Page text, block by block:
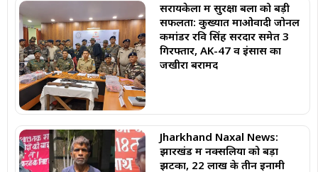
सरायकेला में सुरक्षा बलों को बड़ी
सफलता: कुख्यात माओवादी जोनल
कमांडर रवि सिंह सरदार समेत 3
गिरफ्तार, AK-47 व इंसास का
जखीरा बरामद
Jharkhand Naxal News:
झारखंड में नक्सलियों को बड़ा
झटका, 22 लाख के तीन इनामी